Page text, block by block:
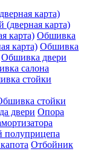
карта)
(дверная карта)
карта) Обшивка
карта) Обшивка
Обшивка двери
салона
стойки
стойки
двери Опора
полуприцепа
Отбойник